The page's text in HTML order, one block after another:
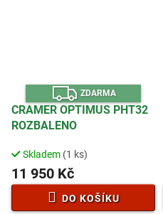
Z
D
A
R
M
ZDARMA
CRAMER OPTIMUS PHT32
ROZBALENO
Skladem (1 ks)
11 950 Kč
DO KOŠÍKU